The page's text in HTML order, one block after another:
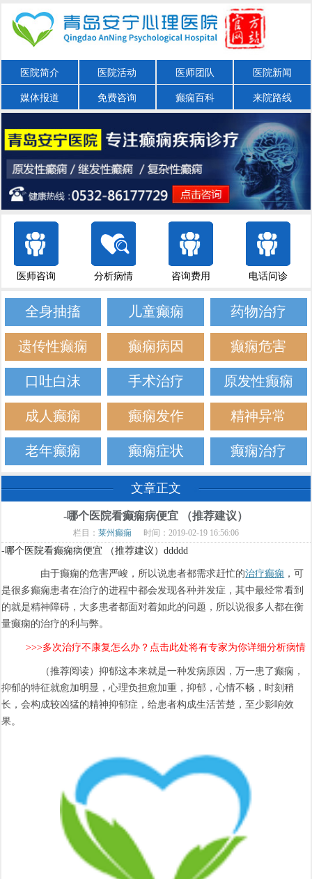
医院简介 医院活动 医师团队 医院新闻
媒体报道 免费咨询 癫痫百科 来院路线
医师咨询 分析病情 咨询费用 电话问诊
全身抽搐 儿童癫痫 药物治疗
遗传性癫痫 癫痫病因 癫痫危害
口吐白沫 手术治疗 原发性癫痫
成人癫痫 癫痫发作 精神异常
老年癫痫 癫痫症状 癫痫治疗
文章正文
-哪个医院看癫痫病便宜 （推荐建议）
栏目： 莱州癫痫 时间：2019-02-19 16:56:06
-哪个医院看癫痫病便宜 （推荐建议）ddddd
由于癫痫的危害严峻，所以说患者都需求赶忙的治疗癫痫 ，可
是很多癫痫患者在治疗的进程中都会发现各种并发症，其中最经常看到
的就是精神障碍，大多患者都面对着如此的问题，所以说很多人都在衡
量癫痫的治疗的利与弊。
>>>多次治疗不康复怎么办？点击此处将有专家为你详细分析病情
（推荐阅读）抑郁这本来就是一种发病原因，万一患了癫痫，
抑郁的特征就愈加明显，心理负担愈加重，抑郁，心情不畅，时刻稍
长，会构成较凶猛的精神抑郁症，给患者构成生活苦楚，至少影响效
果。